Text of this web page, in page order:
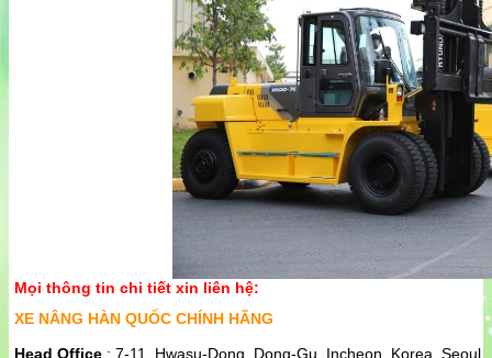
Mọi thông tin chi tiết xin liên hệ:
XE NÂNG HÀN QUỐC CHÍNH HÃNG
Head Office : 7-11, Hwasu-Dong, Dong-Gu, Incheon, Korea. Seoul